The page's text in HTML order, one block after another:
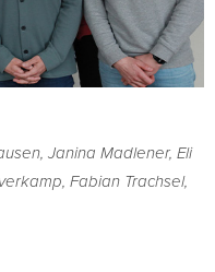
Janina Madlener, Eli
Fabian Trachsel,